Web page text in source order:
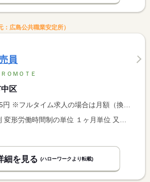
広島公共職業安定所）
員
ＯＭＯＴＥ
区
人の場合は月額（換算額）、パート求人の場合は時間額を表示しています。
変形労働時間制 変形労働時間制の単位 １ヶ月単位 又は 9時00分〜19時00分の時間の間の7時間
細を見る (ハローワークより転載)